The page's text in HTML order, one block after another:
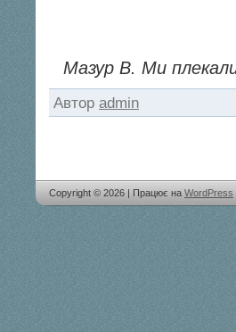
Мазур В. Ми
Автор admin
Copyright © 2026 | Працює на WordPress